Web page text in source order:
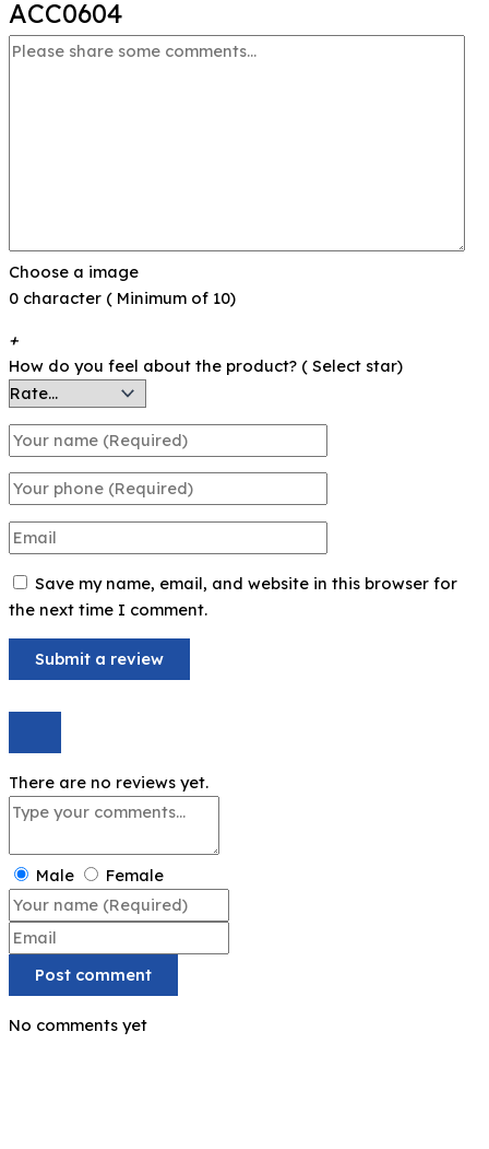
ACC0604
Choose a image
0 character ( Minimum of 10)
+
How do you feel about the product? ( Select star)
Save my name, email, and website in this browser for
the next time I comment.
There are no reviews yet.
Male Female
Post comment
No comments yet